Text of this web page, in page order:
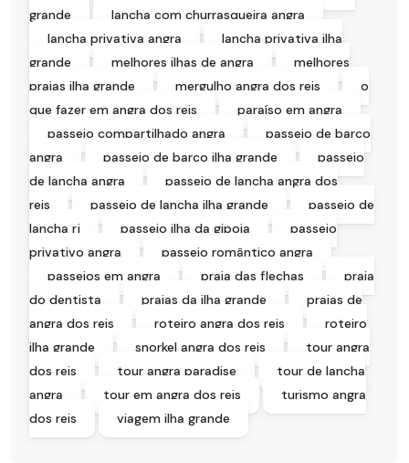
grande
lancha com churrasqueira angra
lancha privativa angra
lancha privativa ilha
grande
melhores ilhas de angra
melhores
praias ilha grande
mergulho angra dos reis
o
que fazer em angra dos reis
paraíso em angra
passeio compartilhado angra
passeio de barco
angra
passeio de barco ilha grande
passeio
de lancha angra
passeio de lancha angra dos
reis
passeio de lancha ilha grande
passeio de
lancha rj
passeio ilha da gipoia
passeio
privativo angra
passeio romântico angra
passeios em angra
praia das flechas
praia
do dentista
praias da ilha grande
praias de
angra dos reis
roteiro angra dos reis
roteiro
ilha grande
snorkel angra dos reis
tour angra
dos reis
tour angra paradise
tour de lancha
angra
tour em angra dos reis
turismo angra
dos reis
viagem ilha grande